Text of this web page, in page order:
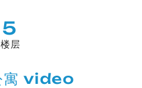
5
楼层
video